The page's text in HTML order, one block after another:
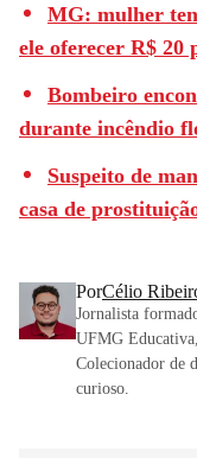
MG: mulher
ele oferecer R$ 20
Bombeiro
durante incêndio
Suspeito de
casa de
PorCélio
Jornalista
UFMG
Colecionador de
curioso.